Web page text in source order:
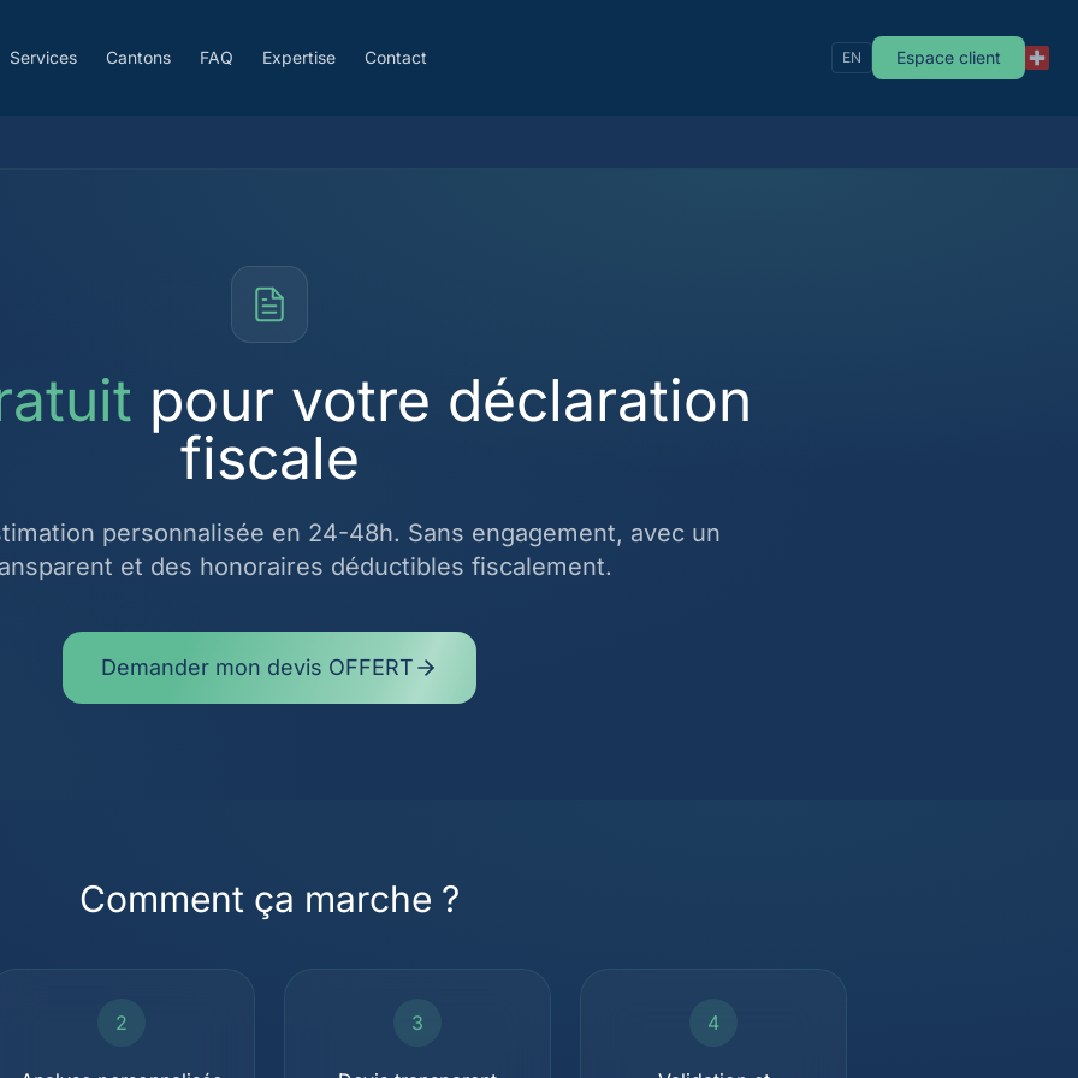
Services Cantons FAQ Expertise Contact EN Espace client
pour votre déclaration
fiscale
personnalisée en 24-48h. Sans engagement, avec un
et des honoraires déductibles fiscalement.
Demander mon devis OFFERT
Comment ça marche ?
2 3 4